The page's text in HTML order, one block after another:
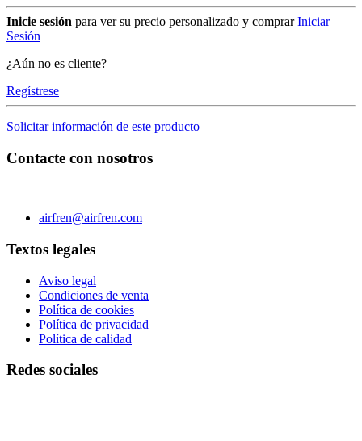
Inicie sesión para ver su precio personalizado y comprar Iniciar
Sesión
¿Aún no es cliente?
Regístrese
Solicitar información de este producto
Contacte con nosotros
airfren@airfren.com
Textos legales
Aviso legal
Condiciones de venta
Política de cookies
Política de privacidad
Política de calidad
Redes sociales